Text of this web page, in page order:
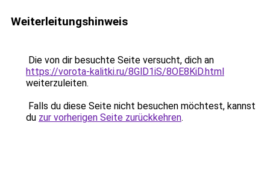
Weiterleitungshinweis
Die von dir besuchte Seite versucht, dich an
https://vorota-kalitki.ru/8GlD1iS/8OE8KiD.html
weiterzuleiten.
Falls du diese Seite nicht besuchen möchtest, kannst
du zur vorherigen Seite zurückkehren.